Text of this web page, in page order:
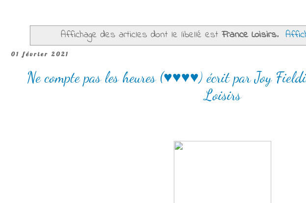
Affichage des articles dont le libellé estFrance Loisirs.
01 février 2021
Ne compte pas les heures (♥♥♥♥) écrit par Joy
Loisirs